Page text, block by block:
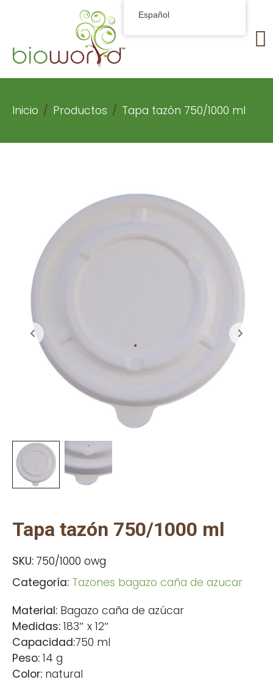
Inicio Productos Tapa tazón 750/1000 ml
Tapa tazón 750/1000 ml
SKU: 750/1000 owg
Categoría: Tazones bagazo caña de azucar
Material: Bagazo caña de azúcar
Medidas: 183″ x 12″
Capacidad:750 ml
Peso: 14 g
Color: natural
Español